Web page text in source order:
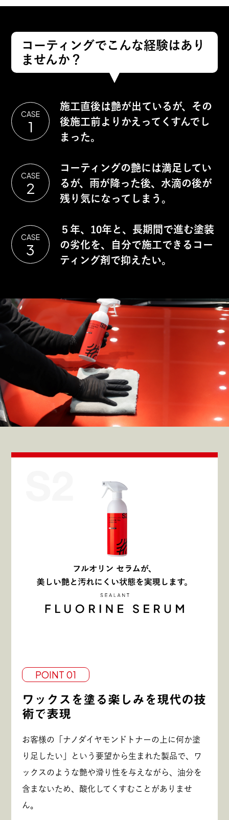
コーティングでこんな経験はあり
ませんか？
CASE
1
施工直後は艶が出ているが、その
後施工前よりかえってくすんでし
まった。
CASE
2
コーティングの艶には満足してい
るが、雨が降った後、水滴の後が
残り気になってしまう。
CASE
3
５年、10年と、長期間で進む塗装
の劣化を、自分で施工できるコー
ティング剤で抑えたい。
POINT 01
ワックスを塗る楽しみを現代の技
術で表現
お客様の「ナノダイヤモンドトナーの上に何か塗
り足したい」という要望から生まれた製品で、ワ
ックスのような艶や滑り性を与えながら、油分を
含まないため、酸化してくすむことがありませ
ん。